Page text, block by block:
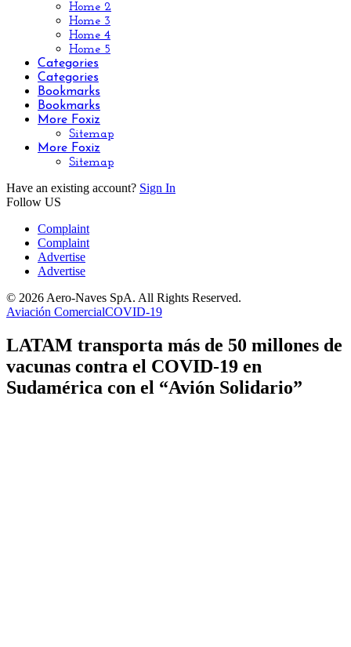
Home 2
Home 3
Home 4
Home 5
Categories
Categories
Bookmarks
Bookmarks
More Foxiz
Sitemap
More Foxiz
Sitemap
Have an existing account? Sign In
Follow US
Complaint
Complaint
Advertise
Advertise
© 2026 Aero-Naves SpA. All Rights Reserved.
Aviación ComercialCOVID-19
LATAM transporta más de 50 millones de
vacunas contra el COVID-19 en
Sudamérica con el “Avión Solidario”